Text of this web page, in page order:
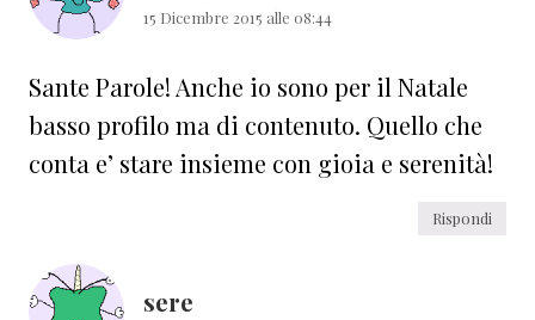
15 Dicembre 2015 alle 08:44
Sante Parole! Anche io sono per il Natale
basso profilo ma di contenuto. Quello che
conta e’ stare insieme con gioia e serenità!
Rispondi
sere